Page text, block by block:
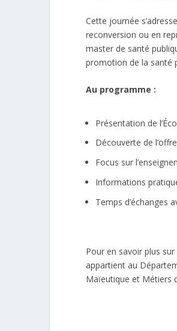
Cette journée
reconversion ou en
master de santé
promotion de la santé
Au programme :
Présentation de
Découverte de
Focus sur
Informations
Temps d’échanges
Pour en savoir plus
appartient au
Maïeutique et Métiers